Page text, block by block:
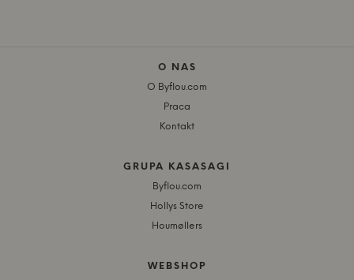
O NAS
O Byflou.com
Praca
Kontakt
GRUPA KASASAGI
Byflou.com
Hollys Store
Houmøllers
WEBSHOP